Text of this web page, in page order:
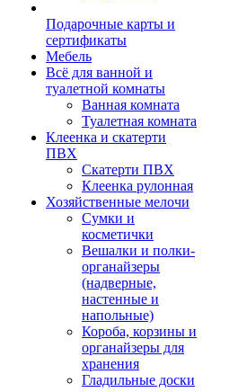
Подарочные карты и
сертификаты
Мебель
Всё для ванной и
туалетной комнаты
Ванная комната
Туалетная комната
Клеенка и скатерти
ПВХ
Скатерти ПВХ
Клеенка рулонная
Хозяйственные мелочи
Сумки и
косметички
Вешалки и полки-
органайзеры
(надверные,
настенные и
напольные)
Короба, корзины и
органайзеры для
хранения
Гладильные доски